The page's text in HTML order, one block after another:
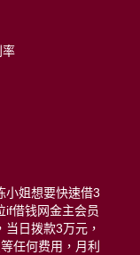
率
小姐想要快速借3
if借钱网金主会员
日拨款3万元，
任何费用，月利